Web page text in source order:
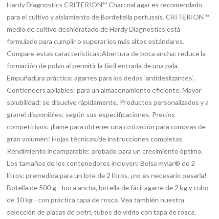
Hardy Diagnostics CRITERION™ Charcoal agar es recomendado
para el cultivo y aislamiento de Bordetella pertussis. CRITERION™
medio de cultivo deshidratado de Hardy Diagnostics está
formulado para cumplir o superar los más altos estándares.
Compare estas características:Abertura de boca ancha: reduce la
formación de polvo al permitir la fácil entrada de una pala.
Empuñadura práctica: agarres para los dedos 'antideslizantes'.
Contieneers apilables: para un almacenamiento eficiente. Mayor
solubilidad: se disuelve rápidamente. Productos personalizados y a
granel disponibles: según sus especificaciones. Precios
competitivos: ¡llame para obtener una cotización para compras de
gran volumen! Hojas técnicas/de instrucciones completas
Rendimiento incomparable: probado para un crecimiento óptimo.
Los tamaños de los contenedores incluyen: Bolsa mylar® de 2
litros: premedida para un lote de 2 litros, ¡no es necesario pesarla!
Botella de 500 g - boca ancha, botella de fácil agarre de 2 kg y cubo
de 10 kg - con práctica tapa de rosca. Vea también nuestra
selección de placas de petri, tubos de vidrio con tapa de rosca,